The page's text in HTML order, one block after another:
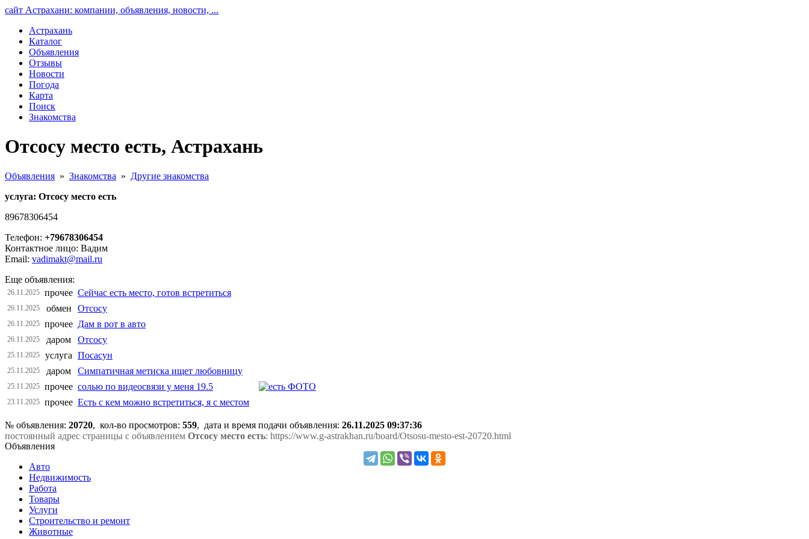
сайт Астрахани: компании, объявления, новости, ...
Астрахань
Каталог
Объявления
Отзывы
Новости
Погода
Карта
Поиск
Знакомства
Отсосу место есть, Астрахань
Объявления » Знакомства » Другие знакомства
услуга: Отсосу место есть
89678306454
Телефон: +79678306454
Контактное лицо: Вадим
Email: vadimakt@mail.ru
Еще объявления:
26.11.2025 прочее Сейчас есть место, готов встретиться
26.11.2025 обмен Отсосу
26.11.2025 прочее Дам в рот в авто
26.11.2025 даром Отсосу
25.11.2025 услуга Посасун
25.11.2025 даром Симпатичная метиска ищет любовницу
25.11.2025 прочее солью по видеосвязи у меня 19.5
23.11.2025 прочее Есть с кем можно встретиться, я с местом
№ объявления: 20720, кол-во просмотров: 559, дата и время подачи объявления: 26.11.2025 09:37:36
постоянный адрес страницы с объявлением Отсосу место есть: https://www.g-astrakhan.ru/board/Otsosu-mesto-est-20720.html
Объявления
Авто
Недвижимость
Работа
Товары
Услуги
Строительство и ремонт
Животные